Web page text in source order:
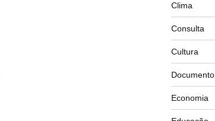
Clima
Consulta
Cultura
Documento
Economia